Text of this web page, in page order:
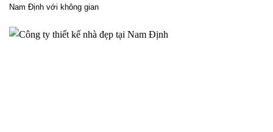
Nam Định với không gian